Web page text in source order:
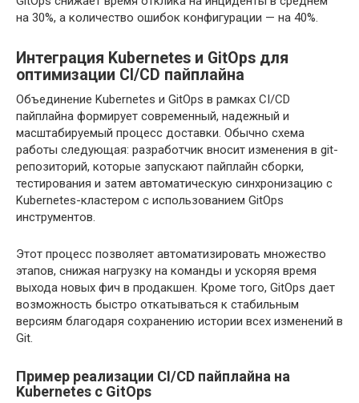
на 30%, а количество ошибок конфигурации — на 40%.
Интеграция Kubernetes и GitOps для
оптимизации CI/CD пайплайна
Объединение Kubernetes и GitOps в рамках CI/CD
пайплайна формирует современный, надежный и
масштабируемый процесс доставки. Обычно схема
работы следующая: разработчик вносит изменения в git-
репозиторий, которые запускают пайплайн сборки,
тестирования и затем автоматическую синхронизацию с
Kubernetes-кластером с использованием GitOps
инструментов.
Этот процесс позволяет автоматизировать множество
этапов, снижая нагрузку на команды и ускоряя время
выхода новых фич в продакшен. Кроме того, GitOps дает
возможность быстро откатываться к стабильным
версиям благодаря сохранению истории всех изменений в
Git.
Пример реализации CI/CD пайплайна на
Kubernetes с GitOps